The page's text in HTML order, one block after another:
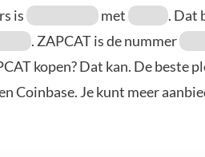
is met
. Dat
. ZAPCAT is de nummer
kopen? Dat kan. De beste
Coinbase. Je kunt meer